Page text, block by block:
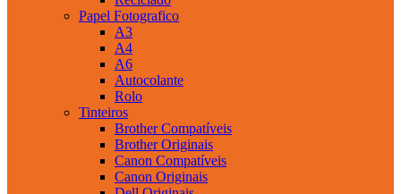
Papel Fotografico
A3
A4
A6
Autocolante
Rolo
Tinteiros
Brother Compatíveis
Brother Originais
Canon Compatíveis
Canon Originais